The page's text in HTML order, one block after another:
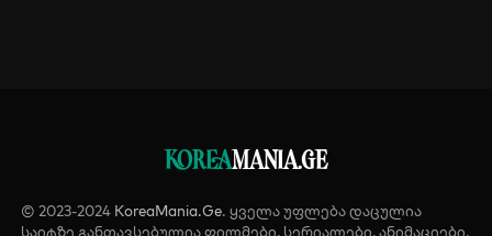
KOREAMANIA.GE
© 2023-2024 KoreaMania.Ge. ყველა უფლება დაცულია
საიტზე განთავსებულია ფილმები, სერიალები, ანიმაციები,